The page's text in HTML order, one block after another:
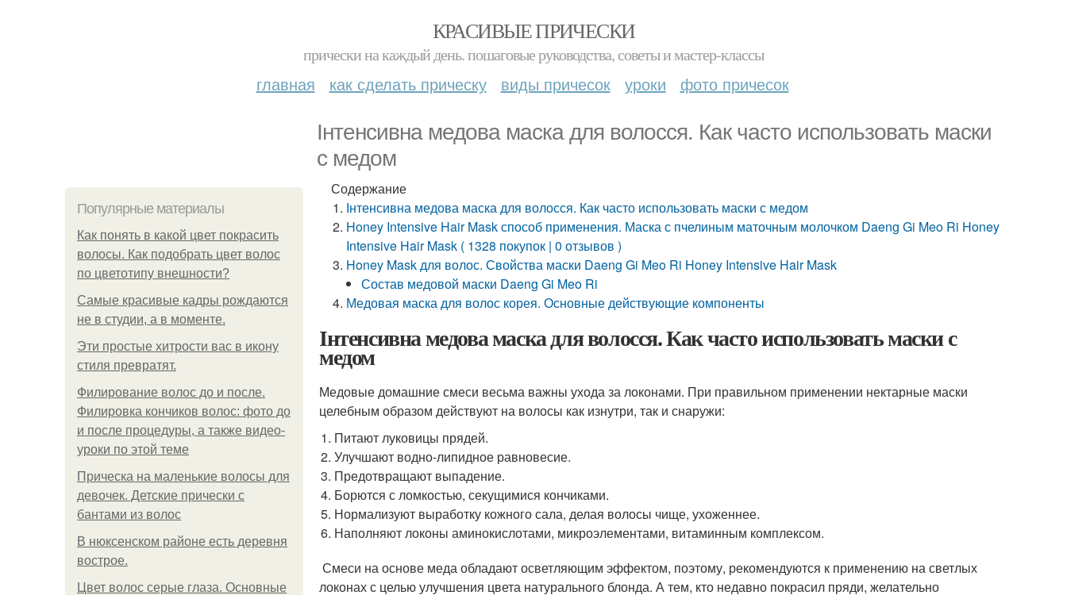
КРАСИВЫЕ ПРИЧЕСКИ
прически на каждый день. пошаговые руководства, советы и мастер-классы
главная как сделать прическу виды причесок уроки фото причесок
Інтенсивна медова маска для волосся. Как часто использовать маски
с медом
Популярные материалы
Как понять в какой цвет покрасить
волосы. Как подобрать цвет волос
по цветотипу внешности?
Самые красивые кадры рождаются
не в студии, а в моменте.
Эти простые хитрости вас в икону
стиля превратят.
Филирование волос до и после.
Филировка кончиков волос: фото до
и после процедуры, а также видео-
уроки по этой теме
Прическа на маленькие волосы для
девочек. Детские прически с
бантами из волос
В нюксенском районе есть деревня
вострое.
Цвет волос серые глаза. Основные
Содержание
Інтенсивна медова маска для волосся. Как часто использовать маски с медом
Honey Intensive Hair Mask способ применения. Маска с пчелиным маточным молочком Daeng Gi Meo Ri Honey
Intensive Hair Mask ( 1328 покупок | 0 отзывов )
Honey Mask для волос. Свойства маски Daeng Gi Meo Ri Honey Intensive Hair Mask
Состав медовой маски Daeng Gi Meo Ri
Медовая маска для волос корея. Основные действующие компоненты
Інтенсивна медова маска для волосся. Как часто использовать маски с
медом
Медовые домашние смеси весьма важны ухода за локонами. При правильном применении нектарные маски
целебным образом действуют на волосы как изнутри, так и снаружи:
Питают луковицы прядей.
Улучшают водно-липидное равновесие.
Предотвращают выпадение.
Борются с ломкостью, секущимися кончиками.
Нормализуют выработку кожного сала, делая волосы чище, ухоженнее.
Наполняют локоны аминокислотами, микроэлементами, витаминным комплексом.
Смеси на основе меда обладают осветляющим эффектом, поэтому, рекомендуются к применению на светлых
локонах с целью улучшения цвета натурального блонда. А тем, кто недавно покрасил пряди, желательно